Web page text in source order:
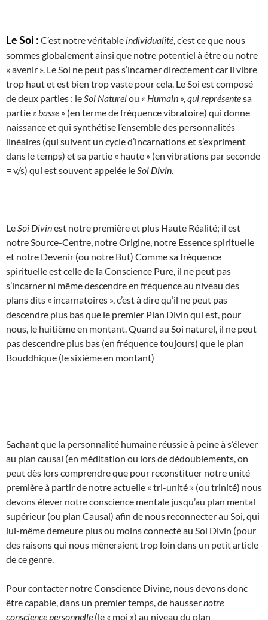
Le Soi : C’est notre véritable individualité , c’est ce que nous
sommes globalement ainsi que notre potentiel à être ou notre
« avenir ». Le Soi ne peut pas s’incarner directement car il vibre
trop haut et est bien trop vaste pour cela. Le Soi est composé
de deux parties : le Soi Naturelou « Humain », qui représentesa
partie « basse » (en terme de fréquence vibratoire) qui donne
naissance et qui synthétise l’ensemble des personnalités
linéaires (qui suivent un cycle d’incarnations et s’expriment
dans le temps) et sa partie « haute » (en vibrations par seconde
= v/s) qui est souvent appelée le Soi Divin.
Le Soi Divinest notre première et plus Haute Réalité; il est
notre Source-Centre, notre Origine, notre Essence spirituelle
et notre Devenir (ou notre But) Comme sa fréquence
spirituelle est celle de la Conscience Pure, il ne peut pas
s’incarner ni même descendre en fréquence au niveau des
plans dits « incarnatoires », c’est à dire qu’il ne peut pas
descendre plus bas que le premier Plan Divin qui est, pour
nous, le huitième en montant. Quand au Soi naturel, il ne peut
pas descendre plus bas (en fréquence toujours) que le plan
Bouddhique (le sixième en montant)
Sachant que la personnalité humaine réussie à peine à s’élever
au plan causal (en méditation ou lors de dédoublements, on
peut dès lors comprendre que pour reconstituer notre unité
première à partir de notre actuelle « tri-unité » (ou trinité) nous
devons élever notre conscience mentale jusqu’au plan mental
supérieur (ou plan Causal) afin de nous reconnecter au Soi, qui
lui-même demeure plus ou moins connecté au Soi Divin (pour
des raisons qui nous mèneraient trop loin dans un petit article
de ce genre.
Pour contacter notre Conscience Divine, nous devons donc
être capable, dans un premier temps, de haussernotre
conscience personnelle (le « moi ») au niveau du plan